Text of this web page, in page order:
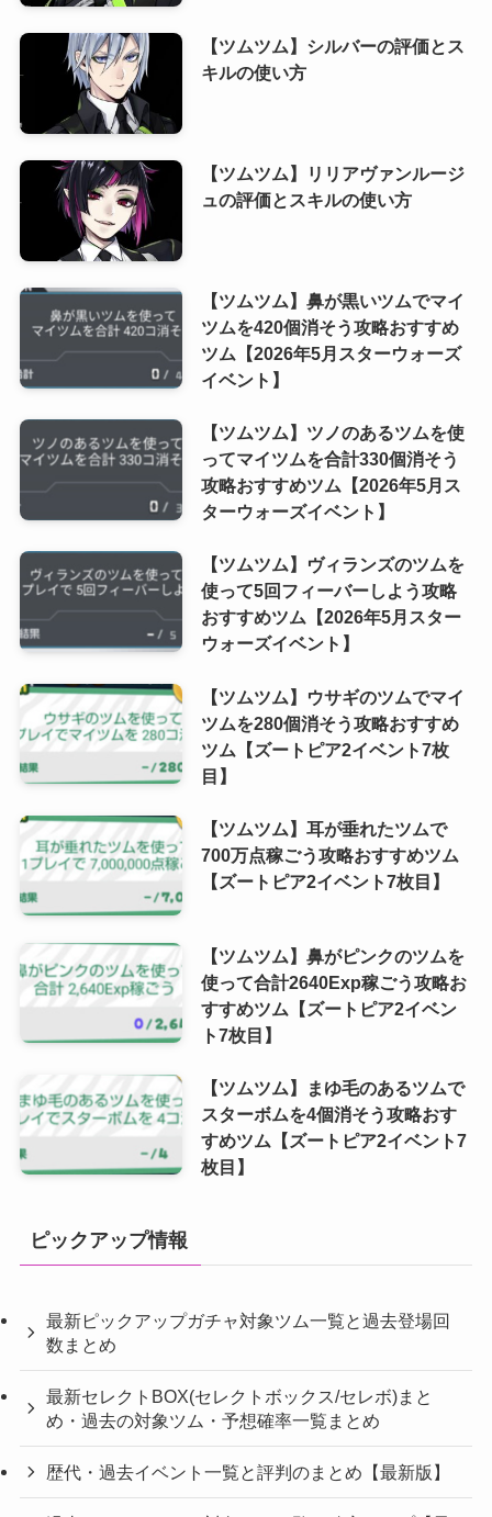
【ツムツム】シルバーの評価とス
キルの使い方
【ツムツム】リリアヴァンルージ
ュの評価とスキルの使い方
【ツムツム】鼻が黒いツムでマイ
ツムを420個消そう攻略おすすめ
ツム【2026年5月スターウォーズ
イベント】
【ツムツム】ツノのあるツムを使
ってマイツムを合計330個消そう
攻略おすすめツム【2026年5月ス
ターウォーズイベント】
【ツムツム】ヴィランズのツムを
使って5回フィーバーしよう攻略
おすすめツム【2026年5月スター
ウォーズイベント】
【ツムツム】ウサギのツムでマイ
ツムを280個消そう攻略おすすめ
ツム【ズートピア2イベント7枚
目】
【ツムツム】耳が垂れたツムで
700万点稼ごう攻略おすすめツム
【ズートピア2イベント7枚目】
【ツムツム】鼻がピンクのツムを
使って合計2640Exp稼ごう攻略お
すすめツム【ズートピア2イベン
ト7枚目】
【ツムツム】まゆ毛のあるツムで
スターボムを4個消そう攻略おす
すめツム【ズートピア2イベント7
枚目】
ピックアップ情報
最新ピックアップガチャ対象ツム一覧と過去登場回
数まとめ
最新セレクトBOX(セレクトボックス/セレボ)まと
め・過去の対象ツム・予想確率一覧まとめ
歴代・過去イベント一覧と評判のまとめ【最新版】